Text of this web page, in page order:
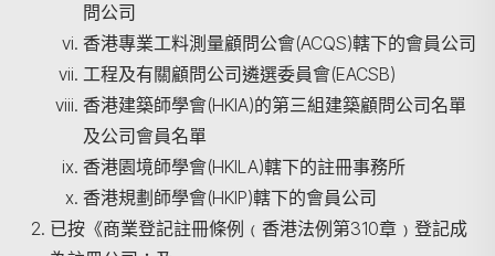
問公司
香港專業工料測量顧問公會(ACQS)轄下的會員公司
工程及有關顧問公司遴選委員會(EACSB)
香港建築師學會(HKIA)的第三組建築顧問公司名單
及公司會員名單
香港園境師學會(HKILA)轄下的註冊事務所
香港規劃師學會(HKIP)轄下的會員公司
已按《商業登記註冊條例﹙香港法例第310章﹚登記成